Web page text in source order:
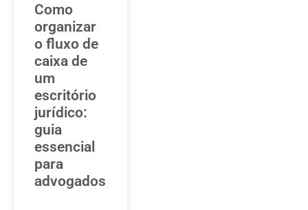
Como
organizar
o fluxo de
caixa de
um
escritório
jurídico:
guia
essencial
para
advogados